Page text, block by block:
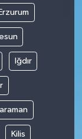
Erzurum
Iğdır
Kilis